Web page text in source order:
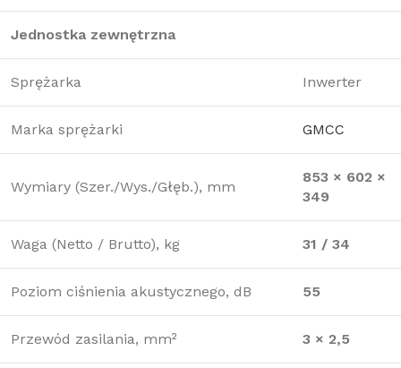
Jednostka zewnętrzna
Sprężarka Inwerter
Marka sprężarki GMCC
Wymiary (Szer./Wys./Głęb.), mm
853 × 602 ×
349
Waga (Netto / Brutto), kg 31 / 34
Poziom ciśnienia akustycznego, dB 55
Przewód zasilania, mm² 3 × 2,5